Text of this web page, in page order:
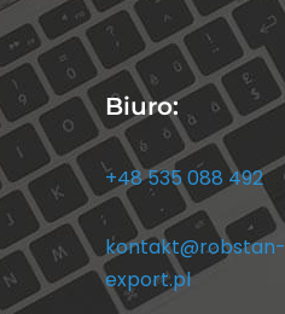
Biuro:
+48 535 088 492
kontakt@robstan-
export.pl